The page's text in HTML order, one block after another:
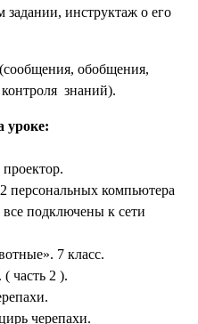
инструктаж о его
обобщения,
знаний).
уроке:
персональных компьютера
подключены к сети
7 класс.
часть 2 ).
черепахи.